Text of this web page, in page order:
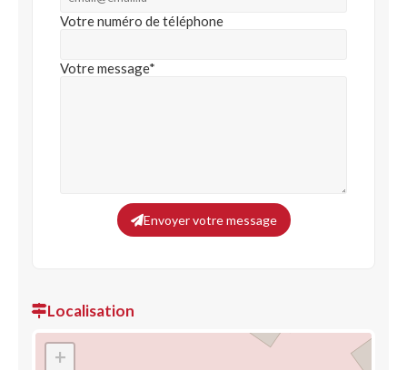
Votre numéro de téléphone
Votre message*
Envoyer votre message
Localisation
+